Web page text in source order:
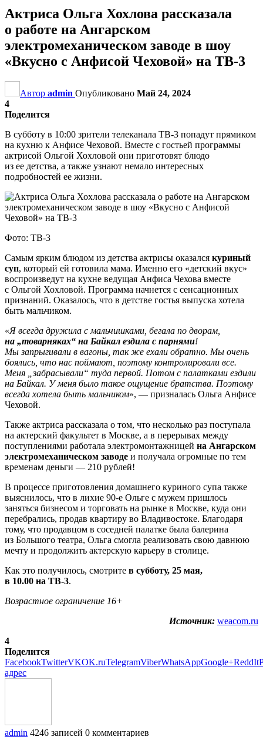
Актриса Ольга Хохлова рассказала
о работе на Ангарском
электромеханическом заводе в шоу
«Вкусно с Анфисой Чеховой» на ТВ-3
Автор admin Опубликовано Май 24, 2024
4
Поделится
В субботу в 10:00 зрители телеканала ТВ-3 попадут прямиком
на кухню к Анфисе Чеховой. Вместе с гостьей программы
актрисой Ольгой Хохловой они приготовят блюдо
из ее детства, а также узнают немало интересных
подробностей ее жизни.
Фото: ТВ-3
Самым ярким блюдом из детства актрисы оказался куриный
суп, который ей готовила мама. Именно его «детский вкус»
воспроизведут на кухне ведущая Анфиса Чехова вместе
с Ольгой Хохловой. Программа начнется с сенсационных
признаний. Оказалось, что в детстве гостья выпуска хотела
быть мальчиком.
«Я всегда дружила с мальчишками, бегала по дворам,
на „товарняках“ на Байкал ездила с парнями!
Мы запрыгивали в вагоны, так же ехали обратно. Мы очень
боялись, что нас поймают, поэтому контролировали все.
Меня „забрасывали“ туда первой. Потом с палатками ездили
на Байкал. У меня было такое ощущение братства. Поэтому
всегда хотела быть мальчиком», — призналась Ольга Анфисе
Чеховой.
Также актриса рассказала о том, что несколько раз поступала
на актерский факультет в Москве, а в перерывах между
поступлениями работала электромонтажницей на Ангарском
электромеханическом заводе и получала огромные по тем
временам деньги — 210 рублей!
В процессе приготовления домашнего куриного супа также
выяснилось, что в лихие 90-е Ольге с мужем пришлось
заняться бизнесом и торговать на рынке в Москве, куда они
перебрались, продав квартиру во Владивостоке. Благодаря
тому, что продавцом в соседней палатке была балерина
из Большого театра, Ольга смогла реализовать свою давнюю
мечту и продолжить актерскую карьеру в столице.
Как это получилось, смотрите в субботу, 25 мая,
в 10.00 на ТВ-3.
Возрастное ограничение 16+
Источник: weacom.ru
4
Поделится
FacebookTwitterVKOK.ruTelegramViberWhatsAppGoogle+ReddIt
адрес
admin 4246 записей 0 комментариев